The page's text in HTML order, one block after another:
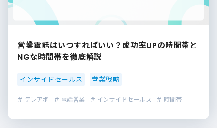
営業電話はいつすればいい？成功率UPの時間帯と
NGな時間帯を徹底解説
インサイドセールス 営業戦略
# テレアポ # 電話営業 # インサイドセールス # 時間帯